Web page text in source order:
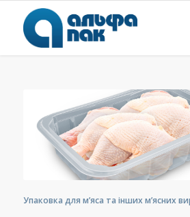
Упаковка для м’яса та інших м’ясних